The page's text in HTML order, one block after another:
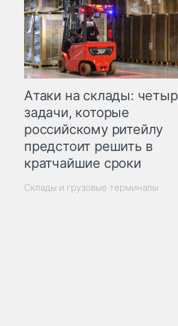
Атаки на склады:
задачи, которые
российскому ритейлу
предстоит решить в
кратчайшие сроки
Склады и грузовые терминалы